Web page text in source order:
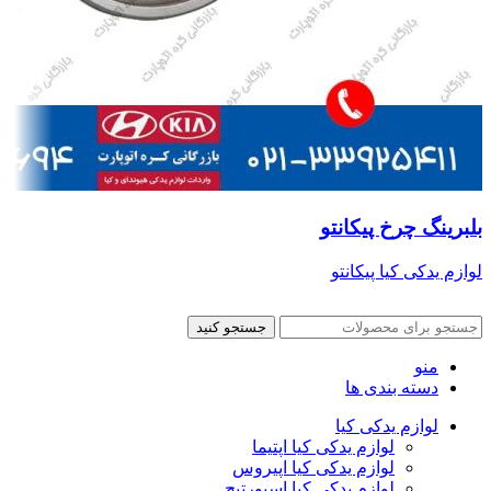
بلبرینگ چرخ پیکانتو
لوازم یدکی کیا پیکانتو
جستجو کنید
منو
دسته بندی ها
لوازم یدکی کیا
لوازم یدکی کیا اپتیما
لوازم یدکی کیا اپیروس